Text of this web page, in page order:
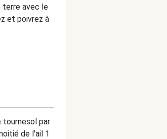
terre avec le
et poivrez à
tournesol par
de l'ail 1